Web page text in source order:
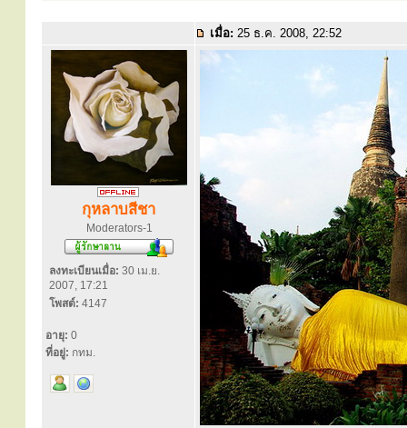
เมื่อ: 25 ธ.ค. 2008, 22:52
กุหลาบสีชา
Moderators-1
ลงทะเบียนเมื่อ: 30 เม.ย.
2007, 17:21
โพสต์: 4147
อายุ: 0
ที่อยู่: กทม.